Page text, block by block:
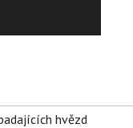
hvězd